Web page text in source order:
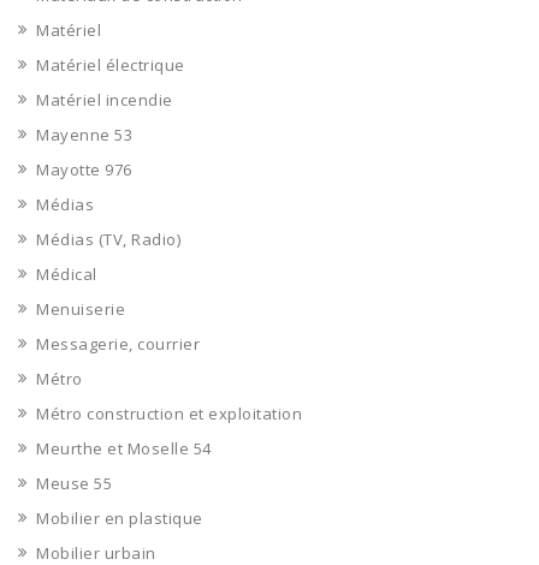
Matériel
Matériel électrique
Matériel incendie
Mayenne 53
Mayotte 976
Médias
Médias (TV, Radio)
Médical
Menuiserie
Messagerie, courrier
Métro
Métro construction et exploitation
Meurthe et Moselle 54
Meuse 55
Mobilier en plastique
Mobilier urbain